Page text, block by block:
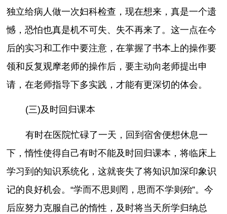
独立给病人做一次妇科检查，现在想来，真是一个遗
憾，恐怕也真是机不可失、失不再来了。这一点在今
后的实习和工作中要注意，在掌握了书本上的操作要
领和反复观摩老师的操作后，要主动向老师提出申
请，在老师指导下多实践，才能有更深切的体会。
(三)及时回归课本
有时在医院忙碌了一天，回到宿舍便想休息一
下，惰性使得自己有时不能及时回归课本，将临床上
学习到的知识系统化，这就丧失了将知识加深印象识
记的良好机会。“学而不思则罔，思而不学则殆”。今
后应努力克服自己的惰性，及时将当天所学归纳总